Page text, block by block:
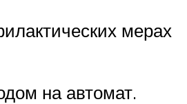
мерах
на автомат.